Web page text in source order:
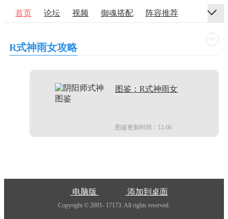
首页 论坛 视频 御魂搭配 阵容推荐
R式神雨女攻略
图鉴：R式神雨女
图鉴更新时间：12-06
电脑版 添加到桌面
Copyright © 2001- 17173. All rights reserved.